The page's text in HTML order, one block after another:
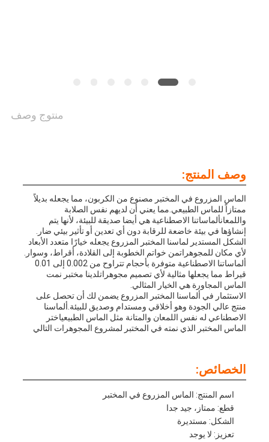
منتوج وصف
وصف المنتج:
الماس المزروع في المختبر مصنوع من الكربون، مما يجعله بديلاً
ممتازاً للماس الطبيعي.مما يعني أن لديهم نفس الصلابة
واللمعانألماساتنا الاصطناعية هي أيضا صديقة للبيئة، لأنها يتم
إنشاؤها في بيئة خاضعة للرقابة دون أي تعدين أو تأثير بيئي ضار.
الشكل المستدير لماسنا المختبر المزروع يجعله خيارًا متعدد الأبعاد
لأي مكان للمجوهراتمن خواتم الخطوبة إلى القلادة، أقراط، وسوار.
ألماساتنا الاصطناعية متوفرة بأحجام تتراوح من 0.002 إلى 0.01
قيراط مما يجعلها مثالية لأي تصميم مجوهراتلدينا مختبر نمت
الماس المجاورة هي الخيار المثالي.
الاستثمار في ألماسنا المختبر المزروع يضمن لك أن تحصل على
منتج عالي الجودة وهو أخلاقي ومستدام وصديق للبيئة.ألماسنا
الاصطناعي له نفس اللمعان والمتانة مثل الماس الطبيعياختر
الماس المختبر الذي نمته في المختبر لمشروع المجوهرات التالي
الخصائص:
اسم المنتج: الماس المزروع في المختبر
قطع: ممتاز، جيد جدا
الشكل: مستديرة
تعزيز: لا يوجد